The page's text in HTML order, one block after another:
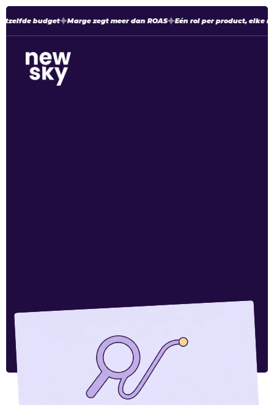
budget Marge zegt meer dan ROAS Eén rol per product, elke